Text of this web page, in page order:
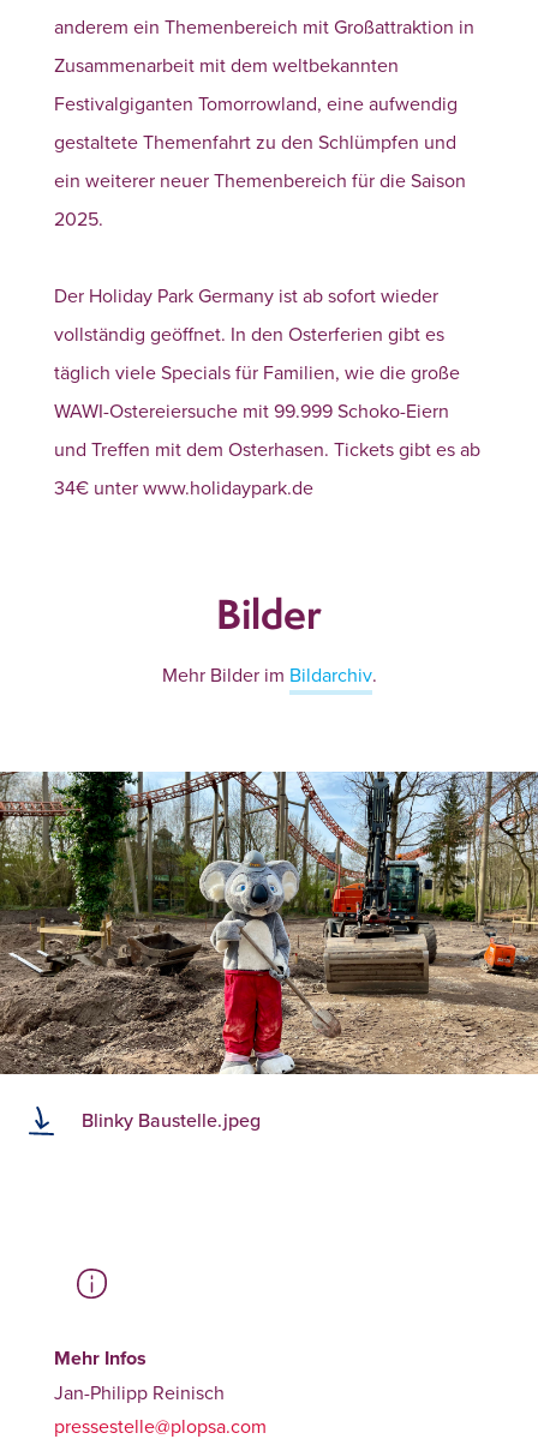
anderem ein Themenbereich mit Großattraktion in
Zusammenarbeit mit dem weltbekannten
Festivalgiganten Tomorrowland, eine aufwendig
gestaltete Themenfahrt zu den Schlümpfen und
ein weiterer neuer Themenbereich für die Saison
2025.
Der Holiday Park Germany ist ab sofort wieder
vollständig geöffnet. In den Osterferien gibt es
täglich viele Specials für Familien, wie die große
WAWI-Ostereiersuche mit 99.999 Schoko-Eiern
und Treffen mit dem Osterhasen. Tickets gibt es ab
34€ unter www.holidaypark.de
Bilder
Mehr Bilder im Bildarchiv.
Blinky Baustelle.jpeg
Mehr Infos
Jan-Philipp Reinisch
pressestelle@plopsa.com